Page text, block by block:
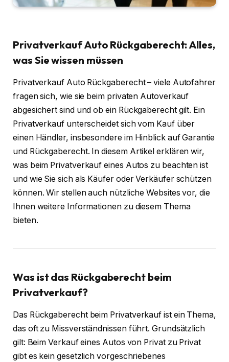
Privatverkauf Auto Rückgaberecht: Alles,
was Sie wissen müssen
Privatverkauf Auto Rückgaberecht – viele Autofahrer
fragen sich, wie sie beim privaten Autoverkauf
abgesichert sind und ob ein Rückgaberecht gilt. Ein
Privatverkauf unterscheidet sich vom Kauf über
einen Händler, insbesondere im Hinblick auf Garantie
und Rückgaberecht. In diesem Artikel erklären wir,
was beim Privatverkauf eines Autos zu beachten ist
und wie Sie sich als Käufer oder Verkäufer schützen
können. Wir stellen auch nützliche Websites vor, die
Ihnen weitere Informationen zu diesem Thema
bieten.
Was ist das Rückgaberecht beim
Privatverkauf?
Das Rückgaberecht beim Privatverkauf ist ein Thema,
das oft zu Missverständnissen führt. Grundsätzlich
gilt: Beim Verkauf eines Autos von Privat zu Privat
gibt es kein gesetzlich vorgeschriebenes